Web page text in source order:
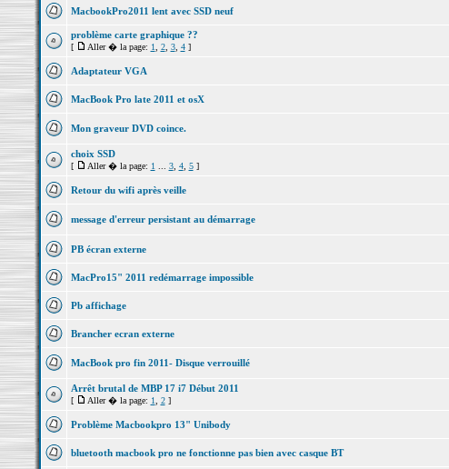
MacbookPro2011 lent avec SSD neuf
problème carte graphique ??
[ Aller � la page: 1 2, 3, 4]
Adaptateur VGA
MacBook Pro late 2011 et osX
Mon graveur DVD coince.
choix SSD
[ Aller � la page: 1 3, 4, 5]
Retour du wifi après veille
message d'erreur persistant au démarrage
PB écran externe
MacPro15" 2011 redémarrage impossible
Pb affichage
Brancher ecran externe
MacBook pro fin 2011- Disque verrouillé
Arrêt brutal de MBP 17 i7 Début 2011
[ Aller � la page: 1 2]
Problème Macbookpro 13" Unibody
bluetooth macbook pro ne fonctionne pas bien avec casque BT